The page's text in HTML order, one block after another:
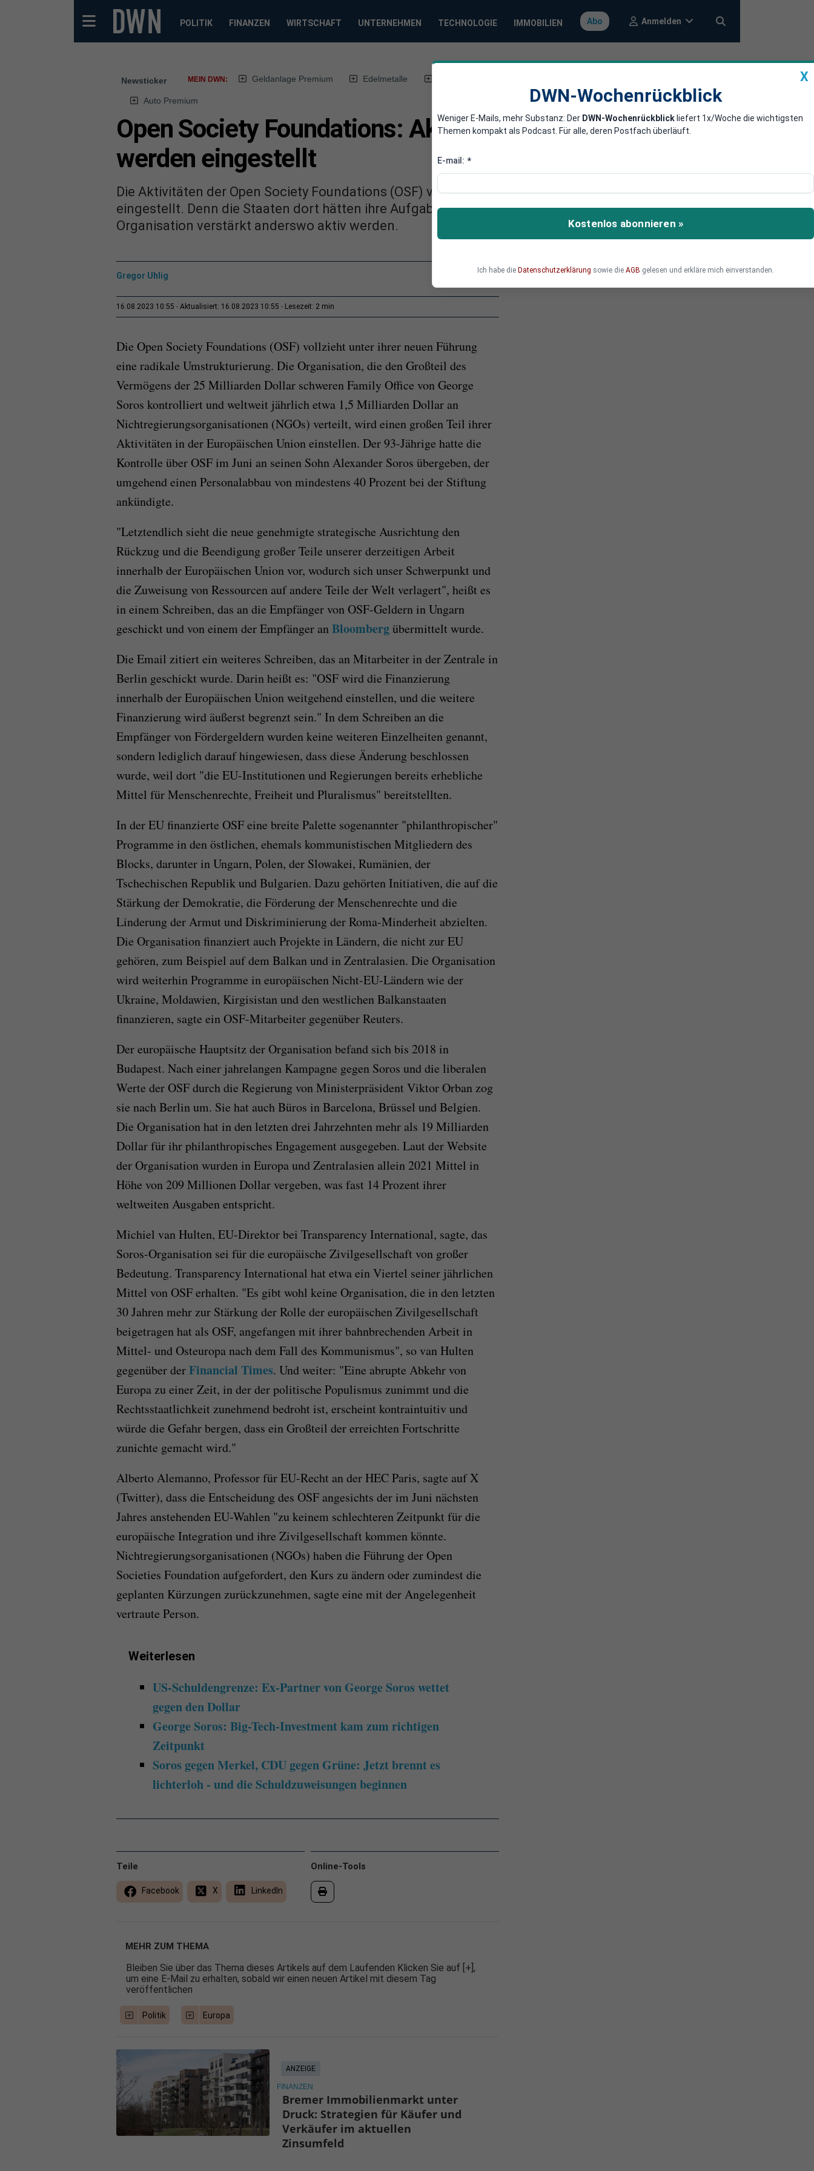
POLITIK FINANZEN WIRTSCHAFT UNTERNEHMEN TECHNOLOGIE IMMOBILIEN Abo Anmelden
Newsticker MEIN DWN: Geldanlage Premium Edelmetalle
Auto Premium
Open Society Foundations: Aktivitäten in der EU
werden eingestellt
Die Aktivitäten der Open Society Foundations (OSF) von George Soros in der EU werden großteils
eingestellt. Denn die Staaten dort hätten ihre Aufgaben übernommen. Daher will die
Organisation verstärkt anderswo aktiv werden.
Gregor Uhlig
16.08.2023 10:55 Aktualisiert: 16.08.2023 10:55 Lesezeit: 2 min
Die Open Society Foundations (OSF) vollzieht unter ihrer neuen Führung
eine radikale Umstrukturierung. Die Organisation, die den Großteil des
Vermögens der 25 Milliarden Dollar schweren Family Office von George
Soros kontrolliert und weltweit jährlich etwa 1,5 Milliarden Dollar an
Nichtregierungsorganisationen (NGOs) verteilt, wird einen großen Teil ihrer
Aktivitäten in der Europäischen Union einstellen. Der 93-Jährige hatte die
Kontrolle über OSF im Juni an seinen Sohn Alexander Soros übergeben, der
umgehend einen Personalabbau von mindestens 40 Prozent bei der Stiftung
ankündigte.
"Letztendlich sieht die neue genehmigte strategische Ausrichtung den
Rückzug und die Beendigung großer Teile unserer derzeitigen Arbeit
innerhalb der Europäischen Union vor, wodurch sich unser Schwerpunkt und
die Zuweisung von Ressourcen auf andere Teile der Welt verlagert", heißt es
in einem Schreiben, das an die Empfänger von OSF-Geldern in Ungarn
geschickt und von einem der Empfänger anBloombergübermittelt wurde.
Die Email zitiert ein weiteres Schreiben, das an Mitarbeiter in der Zentrale in
Berlin geschickt wurde. Darin heißt es: "OSF wird die Finanzierung
innerhalb der Europäischen Union weitgehend einstellen, und die weitere
Finanzierung wird äußerst begrenzt sein." In dem Schreiben an die
Empfänger von Fördergeldern wurden keine weiteren Einzelheiten genannt,
sondern lediglich darauf hingewiesen, dass diese Änderung beschlossen
wurde, weil dort "die EU-Institutionen und Regierungen bereits erhebliche
Mittel für Menschenrechte, Freiheit und Pluralismus" bereitstellten.
In der EU finanzierte OSF eine breite Palette sogenannter "philanthropischer"
Programme in den östlichen, ehemals kommunistischen Mitgliedern des
Blocks, darunter in Ungarn, Polen, der Slowakei, Rumänien, der
Tschechischen Republik und Bulgarien. Dazu gehörten Initiativen, die auf die
Stärkung der Demokratie, die Förderung der Menschenrechte und die
Linderung der Armut und Diskriminierung der Roma-Minderheit abzielten.
Die Organisation finanziert auch Projekte in Ländern, die nicht zur EU
gehören, zum Beispiel auf dem Balkan und in Zentralasien. Die Organisation
wird weiterhin Programme in europäischen Nicht-EU-Ländern wie der
Ukraine, Moldawien, Kirgisistan und den westlichen Balkanstaaten
finanzieren, sagte ein OSF-Mitarbeiter gegenüber Reuters.
Der europäische Hauptsitz der Organisation befand sich bis 2018 in
Budapest. Nach einer jahrelangen Kampagne gegen Soros und die liberalen
Werte der OSF durch die Regierung von Ministerpräsident Viktor Orban zog
sie nach Berlin um. Sie hat auch Büros in Barcelona, Brüssel und Belgien.
Die Organisation hat in den letzten drei Jahrzehnten mehr als 19 Milliarden
Dollar für ihr philanthropisches Engagement ausgegeben. Laut der Website
der Organisation wurden in Europa und Zentralasien allein 2021 Mittel in
Höhe von 209 Millionen Dollar vergeben, was fast 14 Prozent ihrer
weltweiten Ausgaben entspricht.
Michiel van Hulten, EU-Direktor bei Transparency International, sagte, das
Soros-Organisation sei für die europäische Zivilgesellschaft von großer
Bedeutung. Transparency International hat etwa ein Viertel seiner jährlichen
Mittel von OSF erhalten. "Es gibt wohl keine Organisation, die in den letzten
30 Jahren mehr zur Stärkung der Rolle der europäischen Zivilgesellschaft
beigetragen hat als OSF, angefangen mit ihrer bahnbrechenden Arbeit in
Mittel- und Osteuropa nach dem Fall des Kommunismus", so van Hulten
gegenüber derFinancial Times. Und weiter: "Eine abrupte Abkehr von
Europa zu einer Zeit, in der der politische Populismus zunimmt und die
Rechtsstaatlichkeit zunehmend bedroht ist, erscheint kontraintuitiv und
würde die Gefahr bergen, dass ein Großteil der erreichten Fortschritte
zunichte gemacht wird."
Alberto Alemanno, Professor für EU-Recht an der HEC Paris, sagte auf X
(Twitter), dass die Entscheidung des OSF angesichts der im Juni nächsten
Jahres anstehenden EU-Wahlen "zu keinem schlechteren Zeitpunkt für die
europäische Integration und ihre Zivilgesellschaft kommen könnte.
Nichtregierungsorganisationen (NGOs) haben die Führung der Open
Societies Foundation aufgefordert, den Kurs zu ändern oder zumindest die
geplanten Kürzungen zurückzunehmen, sagte eine mit der Angelegenheit
vertraute Person.
Weiterlesen
US-Schuldengrenze: Ex-Partner von George Soros wettet
gegen den Dollar
George Soros: Big-Tech-Investment kam zum richtigen
Zeitpunkt
Soros gegen Merkel, CDU gegen Grüne: Jetzt brennt es
lichterloh - und die Schuldzuweisungen beginnen
Online-Tools
Teile
Facebook X LinkedIn
MEHR ZUM THEMA
Bleiben Sie über das Thema dieses Artikels auf dem Laufenden Klicken Sie auf [+],
um eine E-Mail zu erhalten, sobald wir einen neuen Artikel mit diesem Tag
veröffentlichen
Politik Europa
ANZEIGE
FINANZEN
Bremer Immobilienmarkt unter
Druck: Strategien für Käufer und
Verkäufer im aktuellen
Zinsumfeld
X
DWN-Wochenrückblick
Weniger E-Mails, mehr Substanz: Der DWN-Wochenrückblick liefert 1x/Woche die wichtigsten
Themen kompakt als Podcast. Für alle, deren Postfach überläuft.
E-mail: *
Kostenlos abonnieren »
Ich habe die Datenschutzerklärung sowie die AGB gelesen und erkläre mich einverstanden.